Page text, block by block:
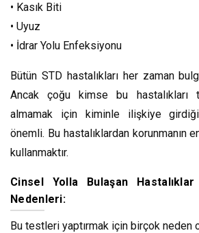
• Kasık Biti
• Uyuz
• İdrar Yolu Enfeksiyonu
Bütün STD hastalıkları her zaman
Ancak çoğu kimse bu hastalıkları
almamak için kiminle ilişkiye
önemli. Bu hastalıklardan korunmanın
kullanmaktır.
Cinsel Yolla Bulaşan
Nedenleri:
Bu testleri yaptırmak için birçok neden